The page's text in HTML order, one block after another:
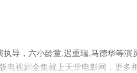
导，六小龄童,迟重瑞,马德华等
电视剧全集就上天堂电影网，更多